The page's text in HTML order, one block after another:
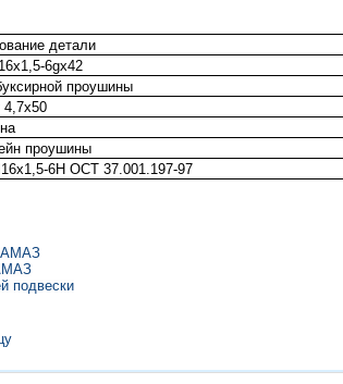
детали
6gх42
проушины
проушины
6Н ОСТ 37.001.197-97
подвески